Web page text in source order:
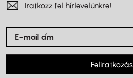
Iratkozz fel hírlevelünkre!
Feliratkozás